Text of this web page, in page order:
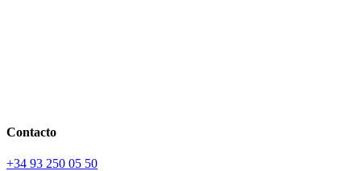
Contacto
+34 93 250 05 50